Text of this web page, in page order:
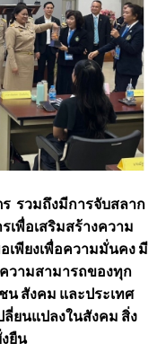
ร รวมถึงมีการจับสลาก
เพื่อเสริมสร้างความ
เพียงเพื่อความมั่นคง มี
วามสามารถของทุก
น สังคม และประเทศ
ยนแปลงในสังคม สิ่ง
ยืน